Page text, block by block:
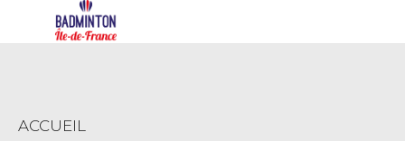
ACCUEIL